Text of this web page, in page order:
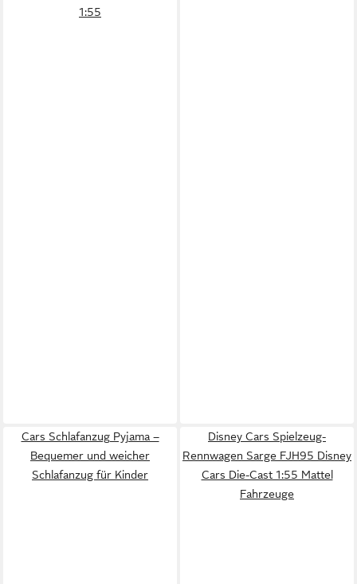
1:55
Cars Schlafanzug Pyjama –
Bequemer und weicher
Schlafanzug für Kinder
Disney Cars Spielzeug-
Rennwagen Sarge FJH95 Disney
Cars Die-Cast 1:55 Mattel
Fahrzeuge